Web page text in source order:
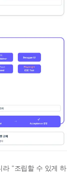
라 "조립할 수 있게 하